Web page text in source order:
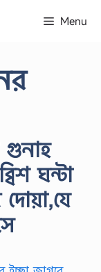
Menu
গুনাহ
ঘন্টা